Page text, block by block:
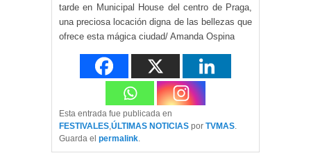
tarde en Municipal House del centro de Praga,
una preciosa locación digna de las bellezas que
ofrece esta mágica ciudad/ Amanda Ospina
Esta entrada fue publicada en
FESTIVALES,ÚLTIMAS NOTICIAS por TVMAS.
Guarda el permalink.